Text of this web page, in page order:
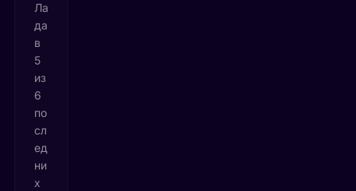
Ла
да
в
5
из
6
по
сл
ед
ни
х